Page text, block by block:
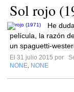
Sol rojo
He
película, la razón
un spaguetti-
El 31 julio 2015 por
NONE NONE